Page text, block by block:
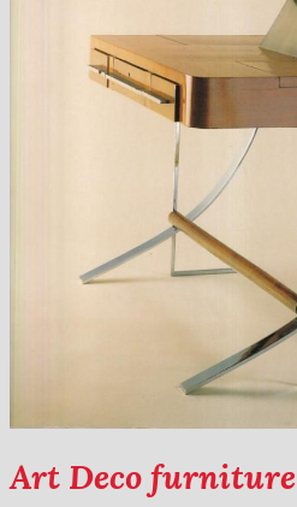
Art Deco furniture